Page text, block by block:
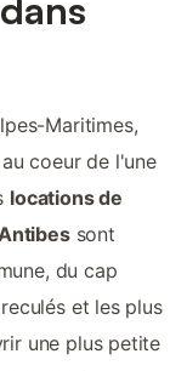
Maritimes,
coeur de l'une
locations de
sont
du cap
et les plus
une plus petite